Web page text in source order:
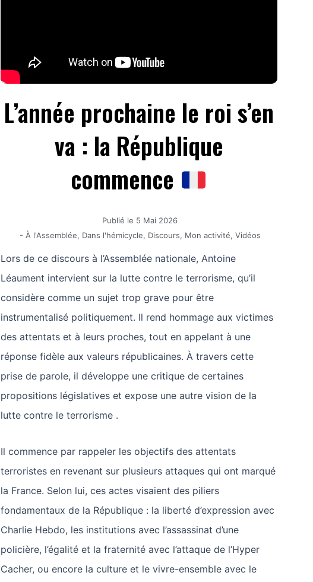
L’année prochaine le roi s’en
va : la République
commence
Publié le 5 Mai 2026
- À l'Assemblée, Dans l'hémicycle, Discours, Mon activité, Vidéos
Lors de ce discours à l’Assemblée nationale, Antoine
Léaument intervient sur la lutte contre le terrorisme, qu’il
considère comme un sujet trop grave pour être
instrumentalisé politiquement. Il rend hommage aux victimes
des attentats et à leurs proches, tout en appelant à une
réponse fidèle aux valeurs républicaines. À travers cette
prise de parole, il développe une critique de certaines
propositions législatives et expose une autre vision de la
lutte contre le terrorisme .
Il commence par rappeler les objectifs des attentats
terroristes en revenant sur plusieurs attaques qui ont marqué
la France. Selon lui, ces actes visaient des piliers
fondamentaux de la République : la liberté d’expression avec
Charlie Hebdo, les institutions avec l’assassinat d’une
policière, l’égalité et la fraternité avec l’attaque de l’Hyper
Cacher, ou encore la culture et le vivre-ensemble avec le